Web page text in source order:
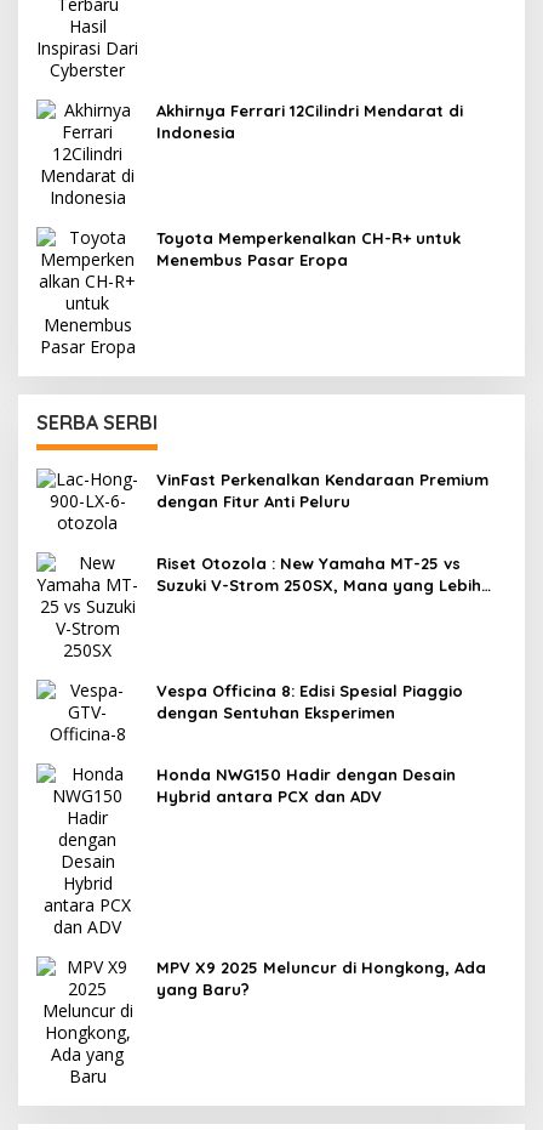
Akhirnya Ferrari 12Cilindri Mendarat di
Indonesia
Toyota Memperkenalkan CH-R+ untuk
Menembus Pasar Eropa
SERBA SERBI
VinFast Perkenalkan Kendaraan Premium
dengan Fitur Anti Peluru
Riset Otozola : New Yamaha MT-25 vs
Suzuki V-Strom 250SX, Mana yang Lebih
Vespa Officina 8: Edisi Spesial Piaggio
dengan Sentuhan Eksperimen
Honda NWG150 Hadir dengan Desain
Hybrid antara PCX dan ADV
MPV X9 2025 Meluncur di Hongkong, Ada
yang Baru?